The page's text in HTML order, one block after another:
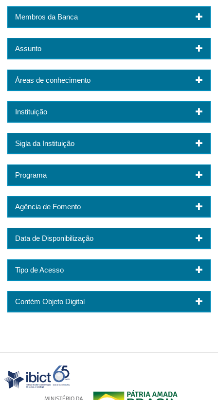
Membros da Banca
Assunto
Áreas de conhecimento
Instituição
Sigla da Instituição
Programa
Agência de Fomento
Data de Disponibilização
Tipo de Acesso
Contém Objeto Digital